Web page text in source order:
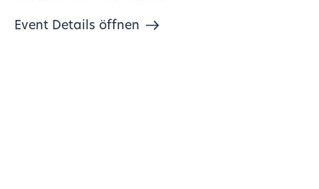
Event Details öffnen